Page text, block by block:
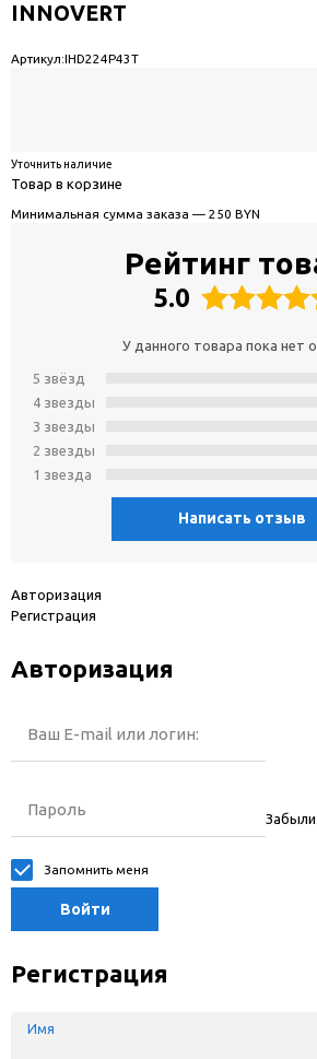
INNOVERT
Артикул:IHD224P43T
Уточнить наличие
Товар в корзине
Минимальная сумма заказа — 250 BYN
Рейтинг
5.0
У данного товара пока нет
5 звёзд
4 звeзды
3 звeзды
2 звeзды
1 звeзда
Написать отзыв
Авторизация
Регистрация
Авторизация
Ваш E-mail или логин:
Пароль Забыли
Запомнить меня
Войти
Регистрация
Имя